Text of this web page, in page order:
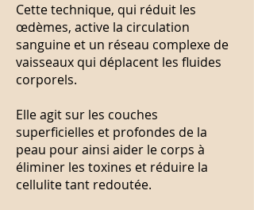
Cette technique, qui réduit les
œdèmes, active la circulation
sanguine et un réseau complexe de
vaisseaux qui déplacent les fluides
corporels.
Elle agit sur les couches
superficielles et profondes de la
peau pour ainsi aider le corps à
éliminer les toxines et réduire la
cellulite tant redoutée.